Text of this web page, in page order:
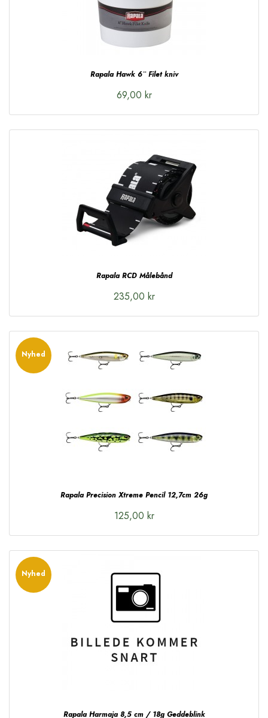
Rapala Hawk 6¨ Filet kniv
69,00 kr
Rapala RCD Målebånd
235,00 kr
Nyhed
Rapala Precision Xtreme Pencil 12,7cm 26g
125,00 kr
Nyhed
Rapala Harmaja 8,5 cm / 18g Geddeblink